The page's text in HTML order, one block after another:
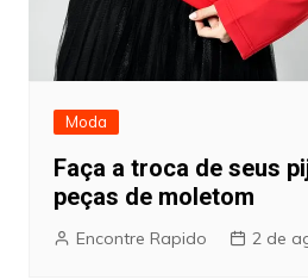
Moda
Faça a troca de seus
peças de moletom
Encontre Rapido 2 de